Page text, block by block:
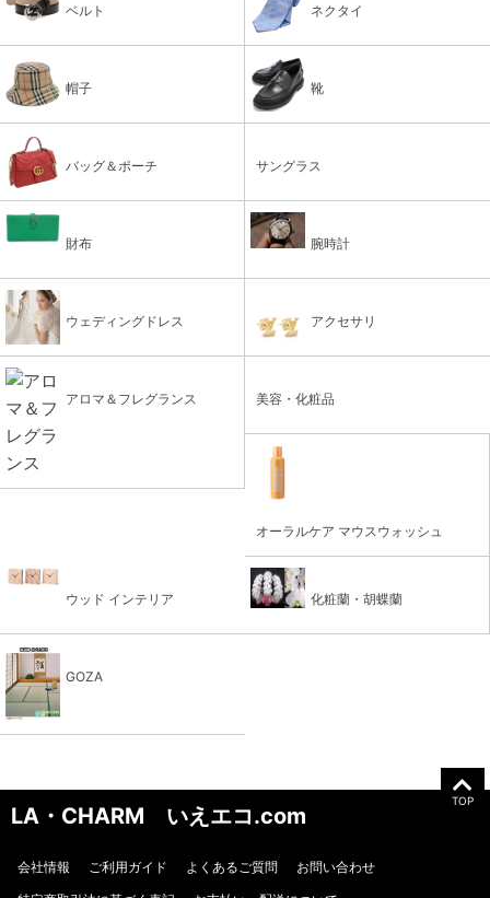
ベルト ネクタイ
帽子 靴
バッグ＆ポーチ サングラス
財布 腕時計
ウェディングドレス アクセサリ
アロマ＆フレグランス 美容・化粧品
オーラルケア マウスウォッシュ
ウッド インテリア 化粧蘭・胡蝶蘭
GOZA
TOP
LA・CHARM いえエコ.com
会社情報 ご利用ガイド よくあるご質問
お問い合わせ